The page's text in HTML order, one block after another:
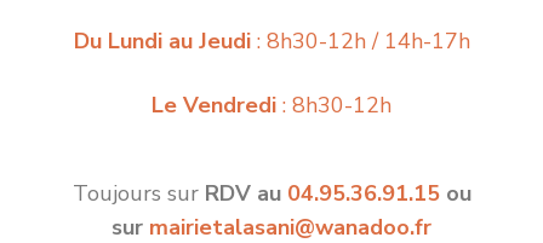
Du Lundi au Jeudi : 8h30-12h / 14h-17h
Le Vendredi : 8h30-12h
Toujours sur RDV au 04.95.36.91.15ou
sur mairietalasani@wanadoo.fr